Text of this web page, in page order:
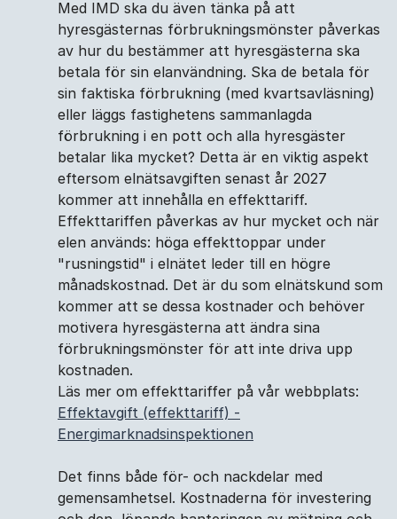
Med IMD ska du även tänka på att
hyresgästernas förbrukningsmönster påverkas
av hur du bestämmer att hyresgästerna ska
betala för sin elanvändning. Ska de betala för
sin faktiska förbrukning (med kvartsavläsning)
eller läggs fastighetens sammanlagda
förbrukning i en pott och alla hyresgäster
betalar lika mycket? Detta är en viktig aspekt
eftersom elnätsavgiften senast år 2027
kommer att innehålla en effekttariff.
Effekttariffen påverkas av hur mycket och när
elen används: höga effekttoppar under
"rusningstid" i elnätet leder till en högre
månadskostnad. Det är du som elnätskund som
kommer att se dessa kostnader och behöver
motivera hyresgästerna att ändra sina
förbrukningsmönster för att inte driva upp
kostnaden.
Läs mer om effekttariffer på vår webbplats:
Effektavgift (effekttariff) -
Energimarknadsinspektionen
Det finns både för- och nackdelar med
gemensamhetsel. Kostnaderna för investering